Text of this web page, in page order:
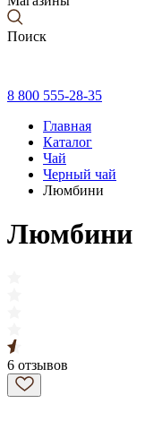
Поиск
8 800 555-28-35
Главная
Каталог
Чай
Черный чай
Люмбини
Люмбини
6 отзывов